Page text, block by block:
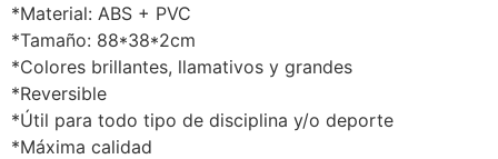
*Material: ABS + PVC
*Tamaño: 88*38*2cm
*Colores brillantes, llamativos y grandes
*Reversible
*Útil para todo tipo de disciplina y/o deporte
*Máxima calidad